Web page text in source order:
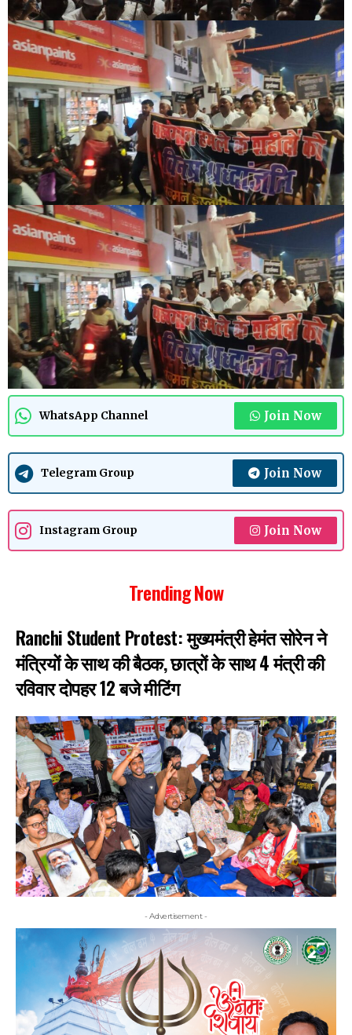
WhatsApp Channel Join Now
Telegram Group Join Now
Instagram Group Join Now
Trending Now
Ranchi Student Protest: मुख्यमंत्री हेमंत सोरेन ने
मंत्रियों के साथ की बैठक, छात्रों के साथ 4 मंत्री की
रविवार दोपहर 12 बजे मीटिंग
- Advertisement -